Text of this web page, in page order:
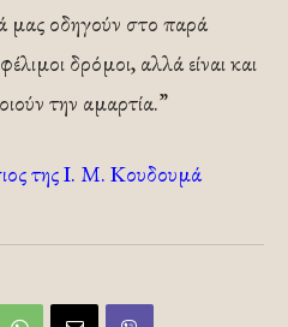
μας οδηγούν στο παρά
δρόμοι, αλλά είναι και
την αμαρτία.”
της Ι. Μ. Κουδουμά